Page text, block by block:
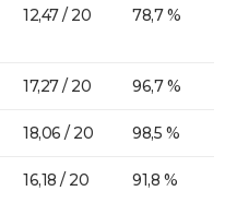
12,47 / 20 78,7 %
17,27 / 20 96,7 %
18,06 / 20 98,5 %
16,18 / 20 91,8 %